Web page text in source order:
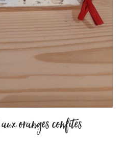
oranges confites